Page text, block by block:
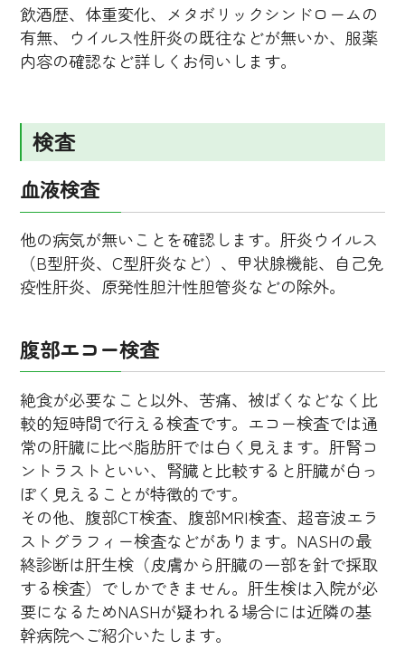
飲酒歴、体重変化、メタボリックシンドロームの
有無、ウイルス性肝炎の既往などが無いか、服薬
内容の確認など詳しくお伺いします。
検査
血液検査
他の病気が無いことを確認します。肝炎ウイルス
（B型肝炎、C型肝炎など）、甲状腺機能、自己免
疫性肝炎、原発性胆汁性胆管炎などの除外。
腹部エコー検査
絶食が必要なこと以外、苦痛、被ばくなどなく比
較的短時間で行える検査です。エコー検査では通
常の肝臓に比べ脂肪肝では白く見えます。肝腎コ
ントラストといい、腎臓と比較すると肝臓が白っ
ぽく見えることが特徴的です。
その他、腹部CT検査、腹部MRI検査、超音波エラ
ストグラフィー検査などがあります。NASHの最
終診断は肝生検（皮膚から肝臓の一部を針で採取
する検査）でしかできません。肝生検は入院が必
要になるためNASHが疑われる場合には近隣の基
幹病院へご紹介いたします。